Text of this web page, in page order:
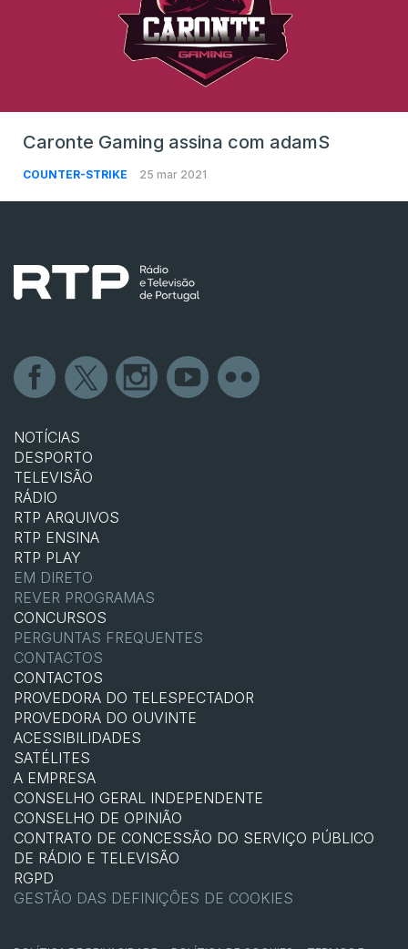
Caronte Gaming assina com adamS
COUNTER-STRIKE 25 mar 2021
NOTÍCIAS
DESPORTO
TELEVISÃO
RÁDIO
RTP ARQUIVOS
RTP ENSINA
RTP PLAY
EM DIRETO
REVER PROGRAMAS
CONCURSOS
PERGUNTAS FREQUENTES
CONTACTOS
CONTACTOS
PROVEDORA DO TELESPECTADOR
PROVEDORA DO OUVINTE
ACESSIBILIDADES
SATÉLITES
A EMPRESA
CONSELHO GERAL INDEPENDENTE
CONSELHO DE OPINIÃO
CONTRATO DE CONCESSÃO DO SERVIÇO PÚBLICO
DE RÁDIO E TELEVISÃO
RGPD
GESTÃO DAS DEFINIÇÕES DE COOKIES